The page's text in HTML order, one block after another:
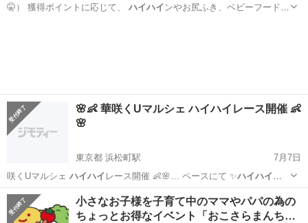
🤫） 獲得ポイントに応じて、 ハイハイ ンやお尻ふき、ベビーフードを
🌸👶 華咲くUマルシェ ハイハイレース開催 👶
🌸
東京都 浜松町駅
7月7日
咲くUマルシェ ハイハイ レース開催 👶🌸… ペースにて ✨ハイハイ レ
ース✨を開催し… ━━━━ 👶ハイハイ レース日程 ━… ↓ ⑤ハイハ
イレーススタート！…
東京 浜松町駅 育児 レース
小さなお子様を子育て中のママやパパの為の
ちょっとお得なイベント「おこさらまんち…